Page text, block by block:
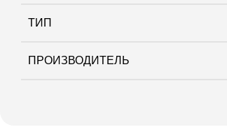
ТИП
ПРОИЗВОДИТЕЛЬ